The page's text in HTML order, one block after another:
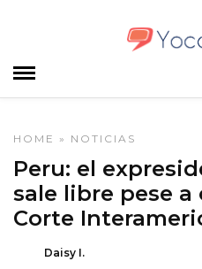
HOME » NOTICIAS
Peru: el
sale libre pese
Corte
Daisy I.